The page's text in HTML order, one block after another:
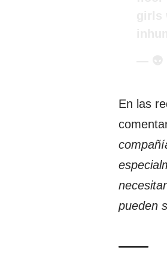
En las
pueden